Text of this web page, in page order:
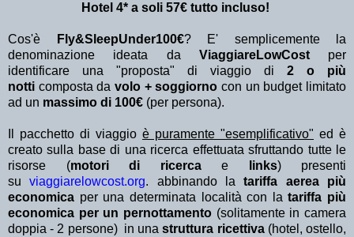
Hotel 4* a soli 57€ tutto incluso!
Cos'è Fly&SleepUnder100€? E' semplicemente la
denominazione ideata da ViaggiareLowCostper
identificare una "proposta" di viaggio di 2 o più
notti composta davolo + soggiorno con un budget limitato
ad un massimo di 100€ (per persona).
Il pacchetto di viaggio è puramente "esemplificativo" ed è
creato sulla base di una ricerca effettuata sfruttando tutte le
risorse (motori di ricerca e links) presenti
suviaggiarelowcost.org. abbinando la tariffa aerea più
economica per una determinata località con latariffa più
economica per un pernottamento (solitamente in camera
doppia - 2 persone) in unastruttura ricettiva(hotel, ostello,